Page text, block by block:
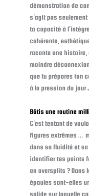
démonstration de
s’agit pas
ta capacité à
cohérente,
raconte une
moindre
que tu prépares ton
à la pression du jour
Bâtis une routine
C’est tentant de
figures extrêmes…
dans sa fluidité et sa
identifier tes points
en oversplits ? Dans
épaules sont-elles
solide sur laquelle